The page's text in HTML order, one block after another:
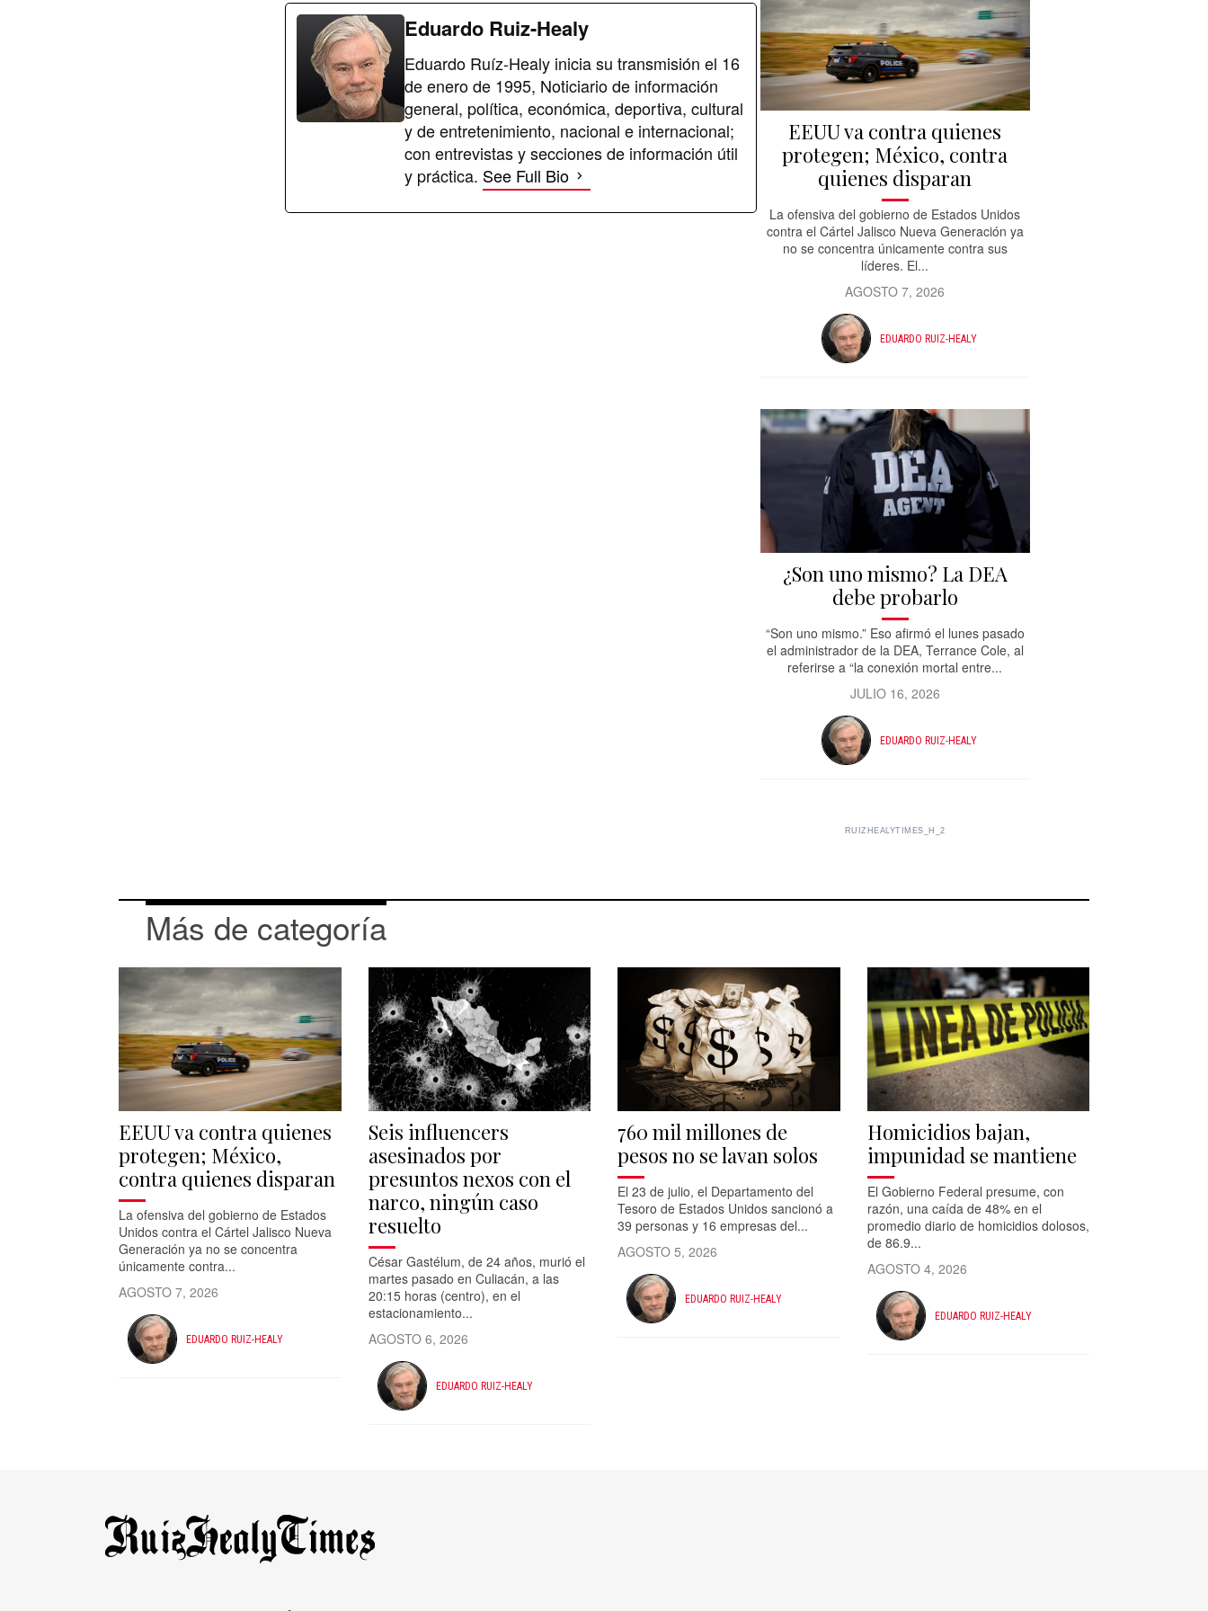
Eduardo Ruiz-Healy
Eduardo Ruíz-Healy inicia su transmisión el 16
de enero de 1995, Noticiario de información
general, política, económica, deportiva, cultural
y de entretenimiento, nacional e internacional;
con entrevistas y secciones de información útil
y práctica. See Full Bio
EEUU va contra quienes
protegen; México, contra
quienes disparan
La ofensiva del gobierno de Estados Unidos
contra el Cártel Jalisco Nueva Generación ya
no se concentra únicamente contra sus
líderes. El...
AGOSTO 7, 2026
EDUARDO RUIZ-HEALY
¿Son uno mismo? La DEA
debe probarlo
“Son uno mismo.” Eso afirmó el lunes pasado
el administrador de la DEA, Terrance Cole, al
referirse a “la conexión mortal entre...
JULIO 16, 2026
EDUARDO RUIZ-HEALY
RUIZHEALYTIMES_H_2
Más de categoría
EEUU va contra quienes
protegen; México,
contra quienes disparan
La ofensiva del gobierno de Estados
Unidos contra el Cártel Jalisco Nueva
Generación ya no se concentra
únicamente contra...
AGOSTO 7, 2026
EDUARDO RUIZ-HEALY
Seis influencers
asesinados por
presuntos nexos con el
narco, ningún caso
resuelto
César Gastélum, de 24 años, murió el
martes pasado en Culiacán, a las
20:15 horas (centro), en el
estacionamiento...
AGOSTO 6, 2026
EDUARDO RUIZ-HEALY
760 mil millones de
pesos no se lavan solos
El 23 de julio, el Departamento del
Tesoro de Estados Unidos sancionó a
39 personas y 16 empresas del...
AGOSTO 5, 2026
EDUARDO RUIZ-HEALY
Homicidios bajan,
impunidad se mantiene
El Gobierno Federal presume, con
razón, una caída de 48% en el
promedio diario de homicidios dolosos,
de 86.9...
AGOSTO 4, 2026
EDUARDO RUIZ-HEALY